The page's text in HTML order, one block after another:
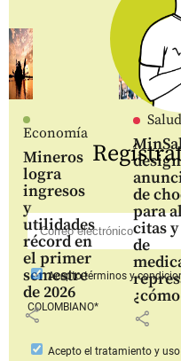
Economía
Mineros
logra
ingresos
y
utilidades
récord en
el primer
semestre
de 2026
share
Salud
de
para
citas
de
share
Aceptotérminos y
COLOMBIANO*
Acepto el tratamiento y